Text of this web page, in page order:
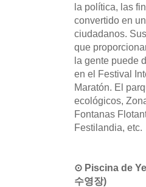
la política, las
convertido en
ciudadanos.
que
la gente puede
en el Festival
Maratón. El
ecológicos,
Fontanas
Festilandia, etc.
⊙ Piscina de
수영장)